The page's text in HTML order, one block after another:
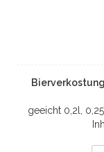
geeicht 0,2l,